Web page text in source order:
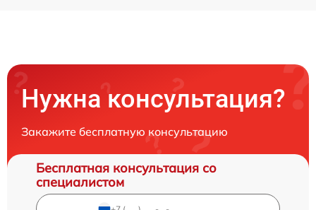
Нужна консультация?
Закажите бесплатную консультацию
Бесплатная консультация со
специалистом